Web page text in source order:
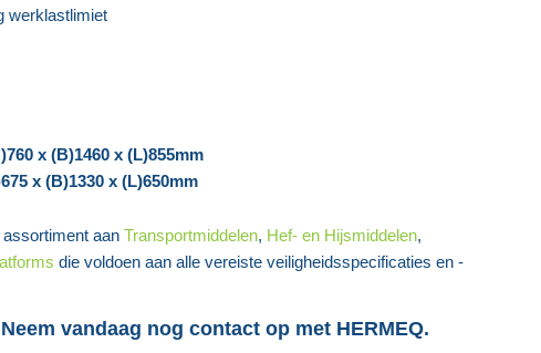
werklastlimiet
x (B)1460 x (L)855mm
x (B)1330 x (L)650mm
aan Transportmiddelen, Hef- en Hijsmiddelen,
die voldoen aan alle vereiste veiligheidsspecificaties en -
vandaag nog contact op met HERMEQ.